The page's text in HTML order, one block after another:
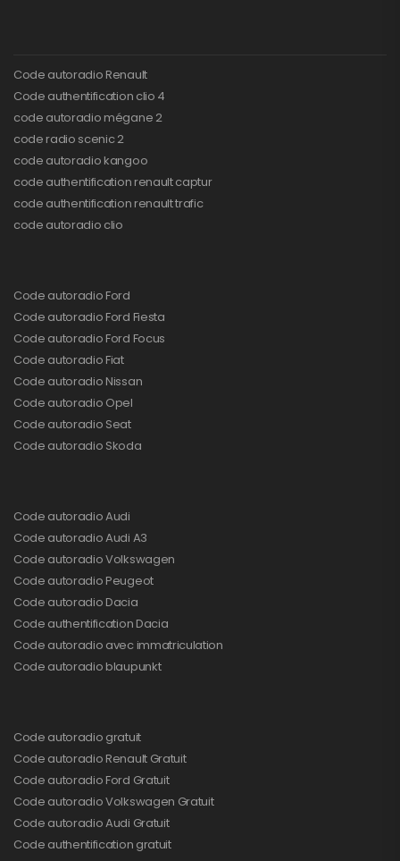
Code autoradio Renault
Code authentification clio 4
code autoradio mégane 2
code radio scenic 2
code autoradio kangoo
code authentification renault captur
code authentification renault trafic
code autoradio clio
Code autoradio Ford
Code autoradio Ford Fiesta
Code autoradio Ford Focus
Code autoradio Fiat
Code autoradio Nissan
Code autoradio Opel
Code autoradio Seat
Code autoradio Skoda
Code autoradio Audi
Code autoradio Audi A3
Code autoradio Volkswagen
Code autoradio Peugeot
Code autoradio Dacia
Code authentification Dacia
Code autoradio avec immatriculation
Code autoradio blaupunkt
Code autoradio gratuit
Code autoradio Renault Gratuit
Code autoradio Ford Gratuit
Code autoradio Volkswagen Gratuit
Code autoradio Audi Gratuit
Code authentification gratuit